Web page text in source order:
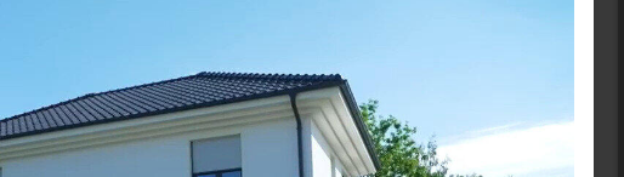
Player
Minderheiten